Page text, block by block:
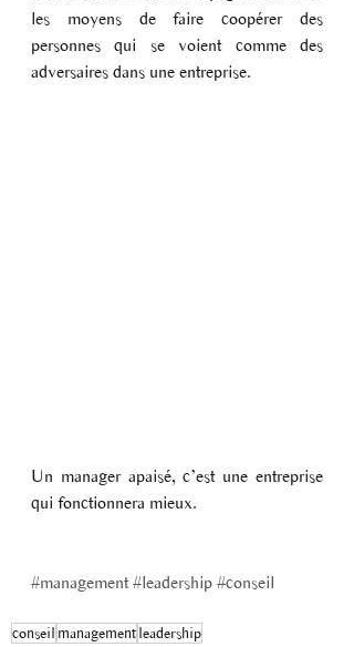
les moyens de faire coopérer des
personnes qui se voient comme des
adversaires dans une entreprise.
Un manager apaisé, c’est une entreprise
qui fonctionnera mieux.
#management #leadership #conseil
conseil managementleadership